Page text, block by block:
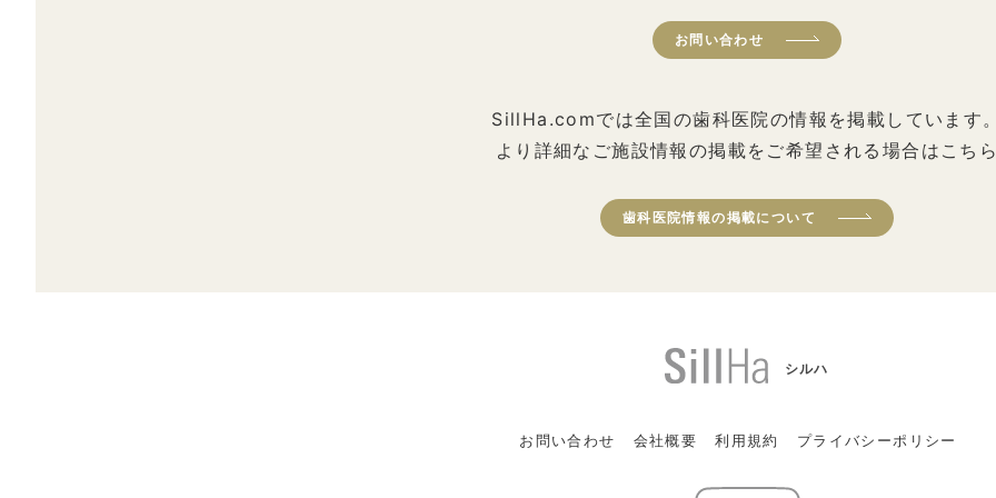
お問い合わせ
SillHa.comでは全国の歯科医院の情報を掲載しています
より詳細なご施設情報の掲載をご希望される場合はこち
歯科医院情報の掲載について
シルハ
お問い合わせ 会社概要 利用規約 プライバシーポリシー